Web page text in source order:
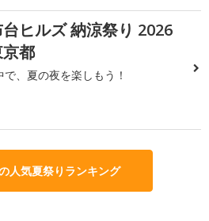
ヒルズ 納涼祭り 2026
京都
で、夏の夜を楽しもう！
人気夏祭りランキング